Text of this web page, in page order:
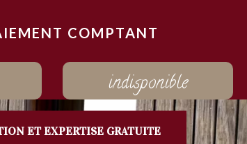
COMPTANT
indisponible
ET EXPERTISE GRATUITE